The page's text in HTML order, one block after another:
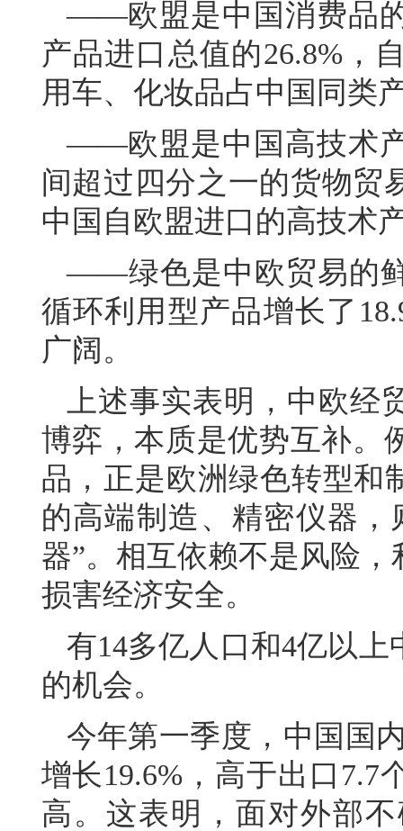
——欧盟是中国消费品
产品进口总值的26.8%，
用车、化妆品占中国同类
——欧盟是中国高技术
间超过四分之一的货物贸
中国自欧盟进口的高技术
——绿色是中欧贸易的
循环利用型产品增长了
广阔。
上述事实表明，中欧经
博弈，本质是优势互补。
品，正是欧洲绿色转型和
的高端制造、精密仪器
器”。相互依赖不是风险
损害经济安全。
有14多亿人口和4亿以
的机会。
今年第一季度，中国国
增长19.6%，高于出口7.7
高。这表明，面对外部